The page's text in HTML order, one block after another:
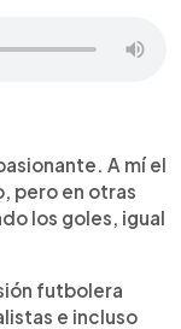
A mí el
pero en otras
los goles, igual
futbolera
e incluso